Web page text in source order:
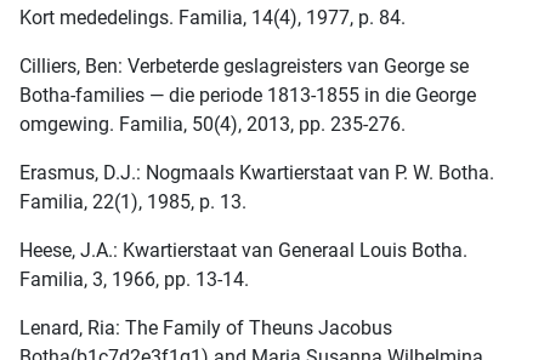
Kort mededelings. Familia, 14(4), 1977, p. 84.
Cilliers, Ben: Verbeterde geslagreisters van George se
Botha-families — die periode 1813-1855 in die George
omgewing. Familia, 50(4), 2013, pp. 235-276.
Erasmus, D.J.: Nogmaals Kwartierstaat van P. W. Botha.
Familia, 22(1), 1985, p. 13.
Heese, J.A.: Kwartierstaat van Generaal Louis Botha.
Familia, 3, 1966, pp. 13-14.
Lenard, Ria: The Family of Theuns Jacobus